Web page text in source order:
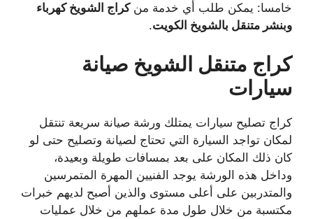
خامسا: يمكن طلب أي خدمة منكراج الشويخ كهرباء
وبنشر متنقل بالشويخ الكويت.
كراج متنقل الشويخ صيانة
سيارات
كراج تصليح سيارات يمتلك ورشة صيانة سريعة تنتقل
لمكان تواجد السيارة التي تحتاج لصيانة وتصليح حتى لو
كان ذلك المكان على بعد بمسافات طويلة وبعيدة،
وداخل هذه الورشة يوجد الفنيين المهرة المتمرسين
والمتدربين على أعلى مستوى والذين أصبح لديهم خبرات
مكتسبة من خلال طول مدة عملهم من خلال عمليات